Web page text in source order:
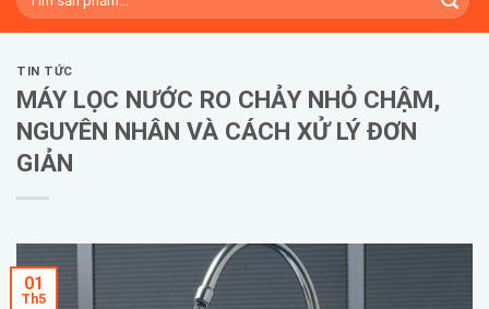
kiếm:
TIN TỨC
MÁY LỌC NƯỚC RO CHẢY NHỎ CHẬM,
NGUYÊN NHÂN VÀ CÁCH XỬ LÝ ĐƠN
GIẢN
01
Th5